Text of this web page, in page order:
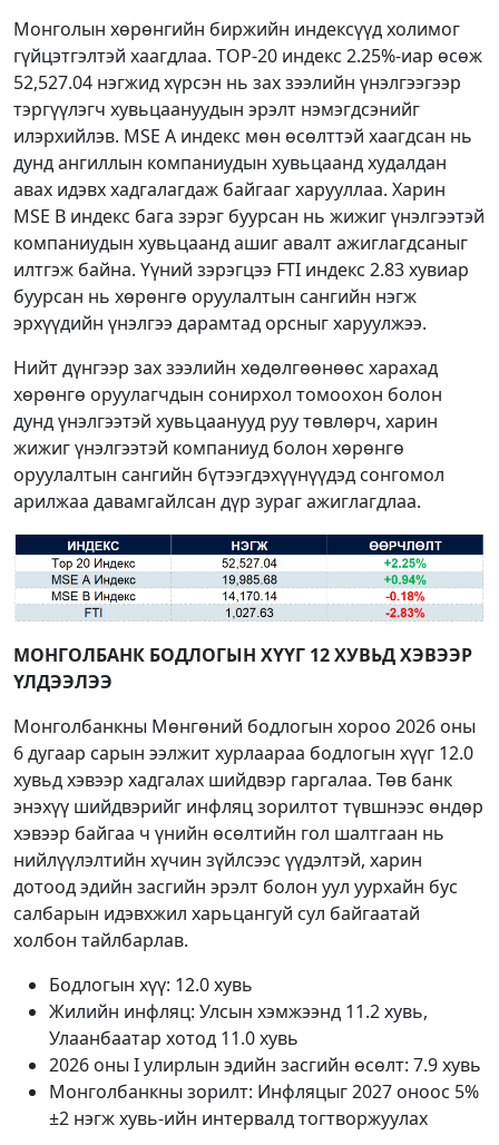
Монголын хөрөнгийн биржийн индексүүд холимог
гүйцэтгэлтэй хаагдлаа. TOP-20 индекс 2.25%-иар өсөж
52,527.04 нэгжид хүрсэн нь зах зээлийн үнэлгээгээр
тэргүүлэгч хувьцаануудын эрэлт нэмэгдсэнийг
илэрхийлэв. MSE A индекс мөн өсөлттэй хаагдсан нь
дунд ангиллын компаниудын хувьцаанд худалдан
авах идэвх хадгалагдаж байгааг харууллаа. Харин
MSE B индекс бага зэрэг буурсан нь жижиг үнэлгээтэй
компаниудын хувьцаанд ашиг авалт ажиглагдсаныг
илтгэж байна. Үүний зэрэгцээ FTI индекс 2.83 хувиар
буурсан нь хөрөнгө оруулалтын сангийн нэгж
эрхүүдийн үнэлгээ дарамтад орсныг харуулжээ.
Нийт дүнгээр зах зээлийн хөдөлгөөнөөс харахад
хөрөнгө оруулагчдын сонирхол томоохон болон
дунд үнэлгээтэй хувьцаанууд руу төвлөрч, харин
жижиг үнэлгээтэй компаниуд болон хөрөнгө
оруулалтын сангийн бүтээгдэхүүнүүдэд сонгомол
арилжаа давамгайлсан дүр зураг ажиглагдлаа.
МОНГОЛБАНК БОДЛОГЫН ХҮҮГ 12 ХУВЬД ХЭВЭЭР
ҮЛДЭЭЛЭЭ
Монголбанкны Мөнгөний бодлогын хороо 2026 оны
6 дугаар сарын ээлжит хурлаараа бодлогын хүүг 12.0
хувьд хэвээр хадгалах шийдвэр гаргалаа. Төв банк
энэхүү шийдвэрийг инфляц зорилтот түвшнээс өндөр
хэвээр байгаа ч үнийн өсөлтийн гол шалтгаан нь
нийлүүлэлтийн хүчин зүйлсээс үүдэлтэй, харин
дотоод эдийн засгийн эрэлт болон уул уурхайн бус
салбарын идэвхжил харьцангуй сул байгаатай
холбон тайлбарлав.
Бодлогын хүү: 12.0 хувь
Жилийн инфляц: Улсын хэмжээнд 11.2 хувь,
Улаанбаатар хотод 11.0 хувь
2026 оны I улирлын эдийн засгийн өсөлт: 7.9 хувь
Монголбанкны зорилт: Инфляцыг 2027 оноос 5%
±2 нэгж хувь-ийн интервалд тогтворжуулах